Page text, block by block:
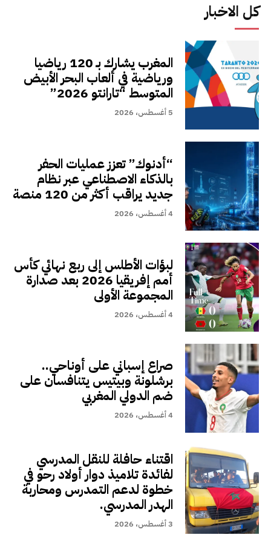
كل الاخبار
المغرب يشارك بـ 120 رياضيا
ورياضية في ألعاب البحر الأبيض
المتوسط “تارانتو 2026”
5 أغسطس، 2026
“أدنوك” تعزز عمليات الحفر
بالذكاء الاصطناعي عبر نظام
جديد يراقب أكثر من 120 منصة
4 أغسطس، 2026
لبؤات الأطلس إلى ربع نهائي كأس
أمم إفريقيا 2026 بعد صدارة
المجموعة الأولى
4 أغسطس، 2026
صراع إسباني على أوناحي..
برشلونة وبيتيس يتنافسان على
ضم الدولي المغربي
4 أغسطس، 2026
اقتناء حافلة للنقل المدرسي
لفائدة تلاميذ دوار أولاد رحو في
خطوة لدعم التمدرس ومحاربة
الهدر المدرسي.
3 أغسطس، 2026